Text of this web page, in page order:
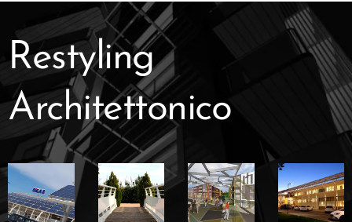
Restyling
Architettonico